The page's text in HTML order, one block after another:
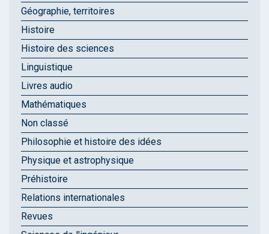
Géographie, territoires
Histoire
Histoire des sciences
Linguistique
Livres audio
Mathématiques
Non classé
Philosophie et histoire des idées
Physique et astrophysique
Préhistoire
Relations internationales
Revues